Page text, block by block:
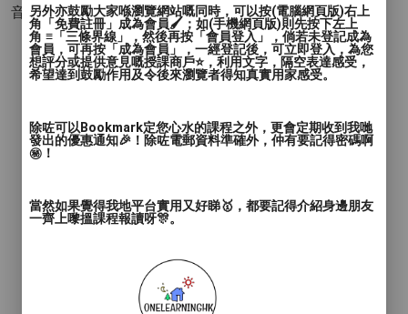
音樂和表演 - 戲劇
另外亦鼓勵大家喺瀏覽網站嘅同時，可以按(電腦網頁版)右上
角「免費註冊」成為會員🖌️；如(手機網頁版)則先按下左上
角 ≡「三條界線」，然後再按「會員登入」，倘若未登記成為
會員，可再按「成為會員」，一經登記後，可立即登入，為您
想評分或提供意見嘅授課商戶⭐️，利用文字，隔空表達感受，
希望達到鼓勵作用及令後來瀏覽者得知真實用家感受。
除咗可以Bookmark定您心水的課程之外，更會定期收到我哋
發出的優惠通知🎉！除咗電郵資料準確外，仲有要記得密碼啊
㊙️！
當然如果覺得我地平台實用又好睇🥇，都要記得介紹身邊朋友
一齊上嚟搵課程報讀呀🎊。